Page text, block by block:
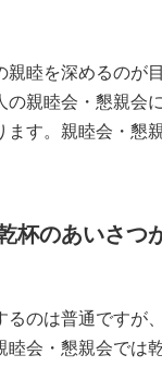
親睦を深めるのが
の親睦会・懇親会
す。親睦会・懇
杯のあいさつ
のは普通ですが
睦会・懇親会では